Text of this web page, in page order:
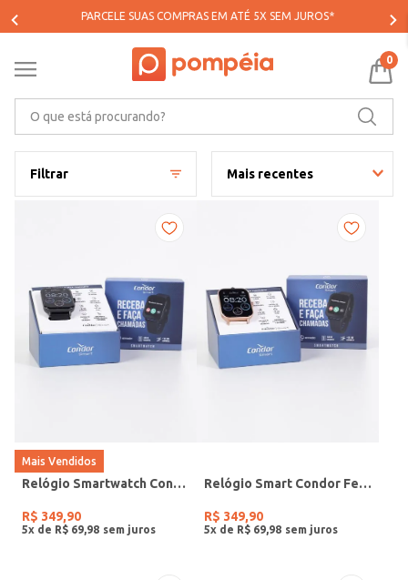
PARCELE SUAS COMPRAS EM ATÉ 5X SEM JUROS*
0
Filtrar Mais recentes
Mais Vendidos
Relógio Smartwatch Condor PRETO
R$ 349,90
5x de R$ 69 98
Relógio Smart Condor Feminino ROSE
R$ 349,90
5x de R$ 69 98